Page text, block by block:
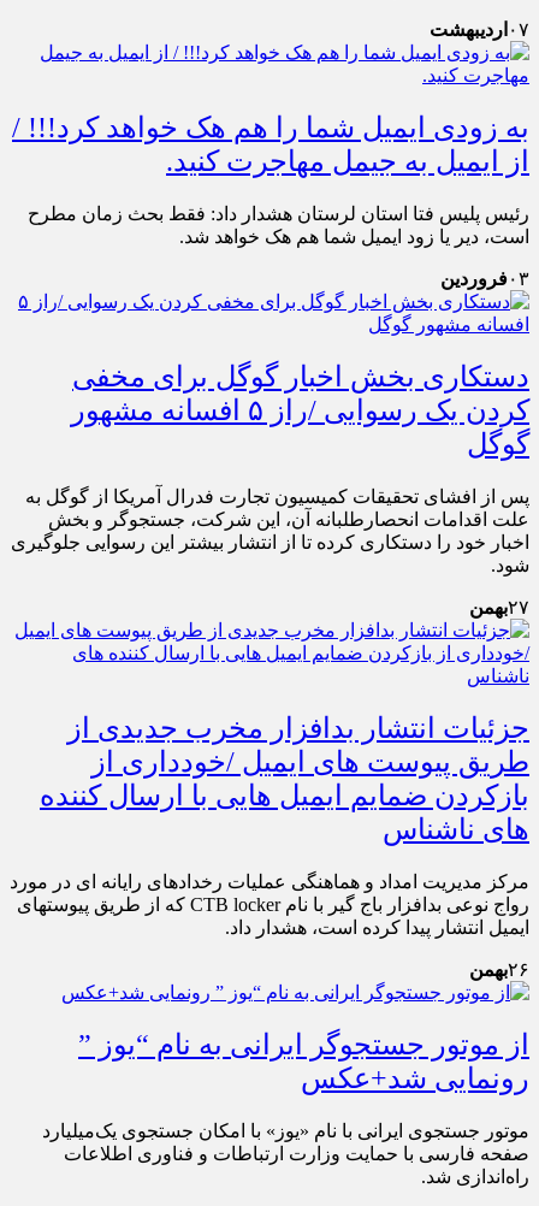
۰۷ اردیبهشت
به زودی ايميل شما را هم هک خواهد کرد!!! /
از ایمیل به جیمل مهاجرت کنید.
رئيس پليس فتا استان لرستان هشدار داد: فقط بحث زمان مطرح
است، دير يا زود ايميل شما هم هک خواهد شد.
۰۳فروردین
دستکاری بخش اخبار گوگل برای مخفی
کردن یک رسوایی /راز ۵ افسانه مشهور
گوگل
پس از افشای تحقیقات کمیسیون تجارت فدرال آمریکا از گوگل به
علت اقدامات انحصارطلبانه آن، این شرکت، جستجوگر و بخش
اخبار خود را دستکاری کرده تا از انتشار بیشتر این رسوایی جلوگیری
شود.
۲۷بهمن
جزئیات انتشار بدافزار مخرب جدیدی از
طریق پیوست های ایمیل /خودداری از
بازکردن ضمایم ایمیل هایی با ارسال کننده
های ناشناس
مرکز مدیریت امداد و هماهنگی عملیات رخدادهای رایانه ای در مورد
رواج نوعی بدافزار باج گیر با نام CTB locker که از طریق پیوستهای
ایمیل انتشار پیدا کرده است، هشدار داد.
۲۶بهمن
از موتور جستجوگر ایرانی به نام “یوز ”
رونمایی شد+عکس
موتور جستجوی ایرانی با نام «یوز» با امکان جستجوی یک‌میلیارد
صفحه فارسی با حمایت وزارت ارتباطات و فناوری اطلاعات
راه‌اندازی شد.